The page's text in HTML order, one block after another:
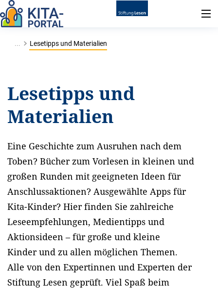
... Lesetipps und Materialien
Lesetipps und
Materialien
Eine Geschichte zum Ausruhen nach dem
Toben? Bücher zum Vorlesen in kleinen und
großen Runden mit geeigneten Ideen für
Anschlussaktionen? Ausgewählte Apps für
Kita-Kinder? Hier finden Sie zahlreiche
Leseempfehlungen, Medientipps und
Aktionsideen – für große und kleine
Kinder und zu allen möglichen Themen.
Alle von den Expertinnen und Experten der
Stiftung Lesen geprüft. Viel Spaß beim